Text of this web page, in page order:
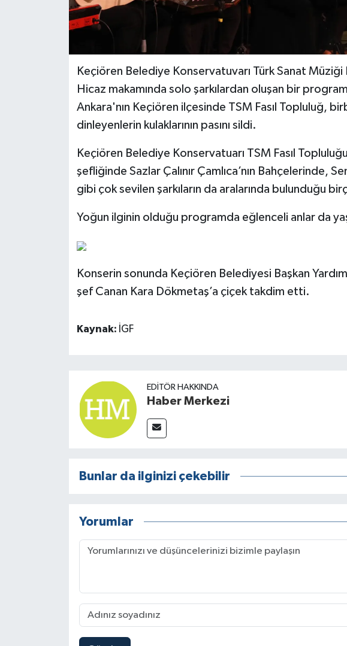
Keçiören Belediye Konservatuvarı Türk Sanat Müziği
Hicaz makamında solo şarkılardan oluşan bir
Ankara'nın Keçiören ilçesinde TSM Fasıl Topluluğ,
dinleyenlerin kulaklarının pasını sildi.
Keçiören Belediye Konservatuarı TSM Fasıl
şefliğinde Sazlar Çalınır Çamlıca’nın Bahçelerinde,
gibi çok sevilen şarkıların da aralarında bulunduğu
Yoğun ilginin olduğu programda eğlenceli anlar da
Konserin sonunda Keçiören Belediyesi Başkan
şef Canan Kara Dökmetaş’a çiçek takdim etti.
Kaynak: İGF
EDITÖR HAKKINDA
Haber Merkezi
Bunlar da ilginizi çekebilir
Yorumlar